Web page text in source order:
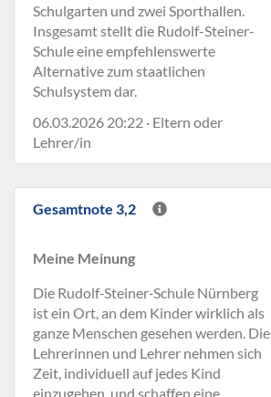
Schulgarten und zwei Sporthallen.
Insgesamt stellt die Rudolf-Steiner-
Schule eine empfehlenswerte
Alternative zum staatlichen
Schulsystem dar.
06.03.2026 20:22 · Eltern oder
Lehrer/in
Gesamtnote 3,2
Meine Meinung
Die Rudolf‑Steiner‑Schule Nürnberg
ist ein Ort, an dem Kinder wirklich als
ganze Menschen gesehen werden. Die
Lehrerinnen und Lehrer nehmen sich
Zeit, individuell auf jedes Kind
einzugehen, und schaffen eine